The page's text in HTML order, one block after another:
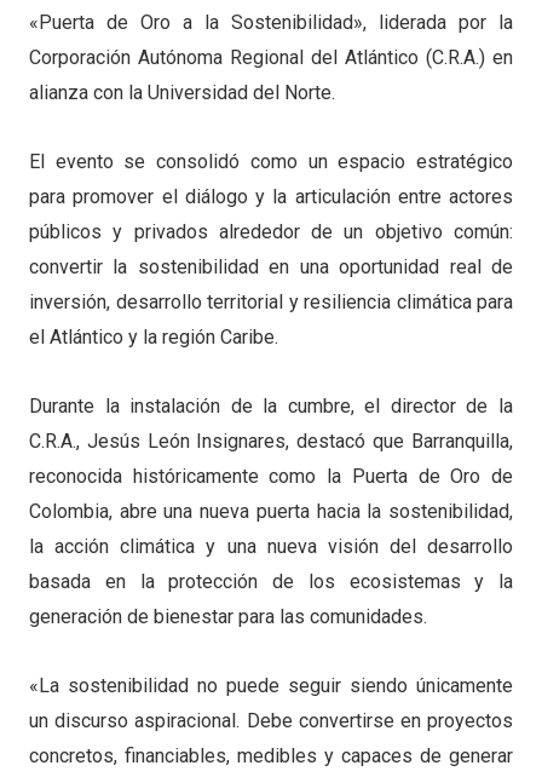
«Puerta de Oro a la Sostenibilidad», liderada por la
Corporación Autónoma Regional del Atlántico (C.R.A.) en
alianza con la Universidad del Norte.
El evento se consolidó como un espacio estratégico
para promover el diálogo y la articulación entre actores
públicos y privados alrededor de un objetivo común:
convertir la sostenibilidad en una oportunidad real de
inversión, desarrollo territorial y resiliencia climática para
el Atlántico y la región Caribe.
Durante la instalación de la cumbre, el director de la
C.R.A., Jesús León Insignares, destacó que Barranquilla,
reconocida históricamente como la Puerta de Oro de
Colombia, abre una nueva puerta hacia la sostenibilidad,
la acción climática y una nueva visión del desarrollo
basada en la protección de los ecosistemas y la
generación de bienestar para las comunidades.
«La sostenibilidad no puede seguir siendo únicamente
un discurso aspiracional. Debe convertirse en proyectos
concretos, financiables, medibles y capaces de generar